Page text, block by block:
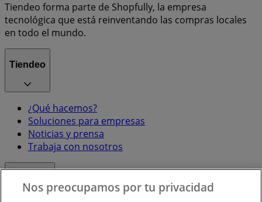
Tiendeo forma parte de Shopfully, la empresa
tecnológica que está reinventando las compras locales
en todo el mundo.
Tiendeo
¿Qué hacemos?
Soluciones para empresas
Noticias y prensa
Trabaja con nosotros
Nos preocupamos por tu privacidad